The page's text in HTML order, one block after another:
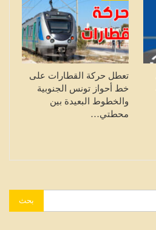
تعطل حركة القطارات على
خط أحواز تونس الجنوبية
والخطوط البعيدة بين
محطتي…